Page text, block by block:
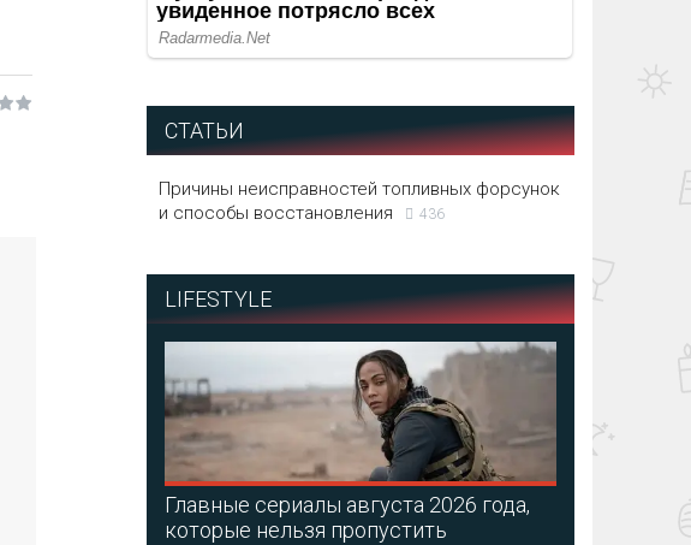
СТАТЬИ
Причины неисправностей топливных форсунок
и способы восстановления
436
LIFESTYLE
Главные сериалы августа 2026 года,
которые нельзя пропустить